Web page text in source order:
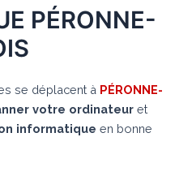
PÉRONNE-
se déplacent à PÉRONNE-
votre ordinateur et
informatique en bonne